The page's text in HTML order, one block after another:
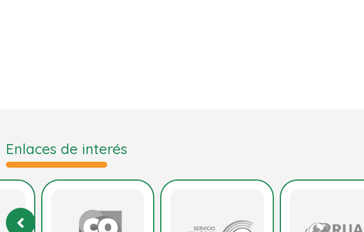
Enlaces de interés